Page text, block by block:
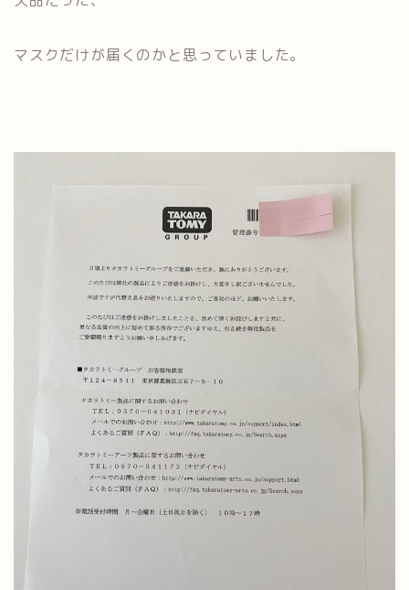
マスクだけが届くのかと思っていました。